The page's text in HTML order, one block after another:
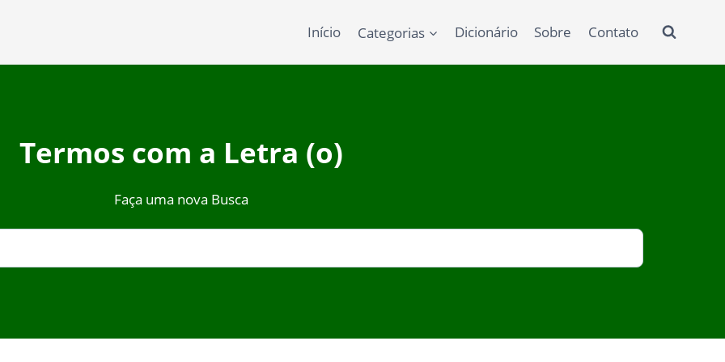
Início Categorias Dicionário Sobre Contato
Termos com a Letra (o)
Faça uma nova Busca